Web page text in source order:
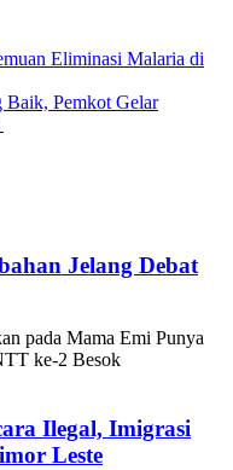
Eliminasi Malaria di
Baik, Pemkot Gelar
Jelang Debat
pada Mama Emi Punya
ke-2 Besok
Ilegal, Imigrasi
Leste